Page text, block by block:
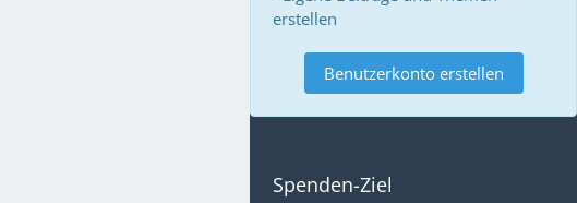
erstellen
Benutzerkonto erstellen
Spenden-Ziel